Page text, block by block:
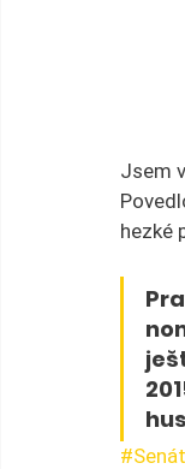
Jsem
hezké
#Senát